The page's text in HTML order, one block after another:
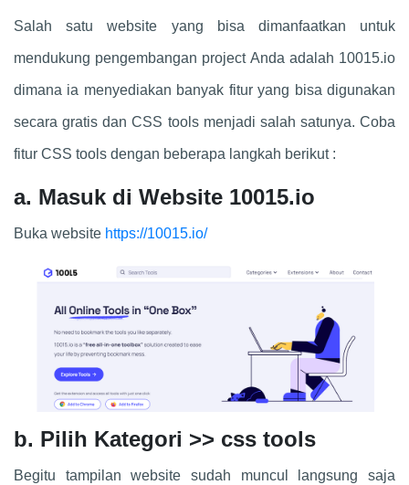
Salah satu website yang bisa dimanfaatkan untuk
mendukung pengembangan project Anda adalah 10015.io
dimana ia menyediakan banyak fitur yang bisa digunakan
secara gratis dan CSS tools menjadi salah satunya. Coba
fitur CSS tools dengan beberapa langkah berikut :
a. Masuk di Website 10015.io
Buka website https://10015.io/
b. Pilih Kategori >> css tools
Begitu tampilan website sudah muncul langsung saja